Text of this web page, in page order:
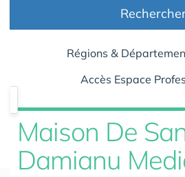
Régions &
Accès Espace
Maison De
Damianu